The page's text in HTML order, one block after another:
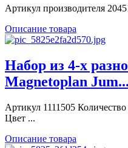
Артикул производителя
Описание товара
Набор из 4-х
Magnetoplan Jum...
Артикул 1111505
Цвет ...
Описание товара